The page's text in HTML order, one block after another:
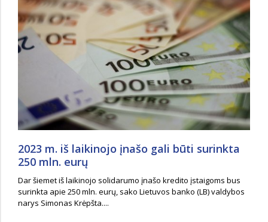
2023 m. iš laikinojo įnašo gali būti surinkta
250 mln. eurų
Dar šiemet iš laikinojo solidarumo įnašo kredito įstaigoms bus
surinkta apie 250 mln. eurų, sako Lietuvos banko (LB) valdybos
narys Simonas Krėpšta....